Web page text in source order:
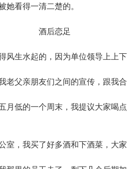
她看得一清二楚的。
足
生水起的，因为单位领导上上下
老父亲朋友们之间的宣传，跟我合
月低的一个周末，我提议大家喝点
，我买了好多酒和下酒菜，大家